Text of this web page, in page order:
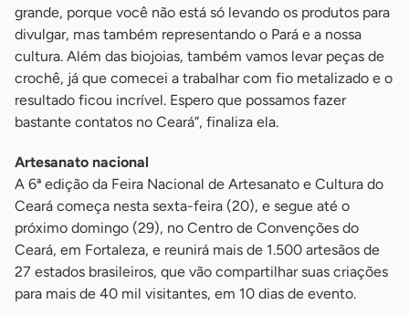
grande, porque você não está só levando os produtos para
divulgar, mas também representando o Pará e a nossa
cultura. Além das biojoias, também vamos levar peças de
crochê, já que comecei a trabalhar com fio metalizado e o
resultado ficou incrível. Espero que possamos fazer
bastante contatos no Ceará”, finaliza ela.
Artesanato nacional
A 6ª edição da Feira Nacional de Artesanato e Cultura do
Ceará começa nesta sexta-feira (20), e segue até o
próximo domingo (29), no Centro de Convenções do
Ceará, em Fortaleza, e reunirá mais de 1.500 artesãos de
27 estados brasileiros, que vão compartilhar suas criações
para mais de 40 mil visitantes, em 10 dias de evento.